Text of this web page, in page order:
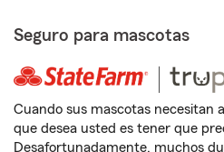
Seguro para mascotas
Cuando sus mascotas necesitan
que desea usted es tener que
Desafortunadamente, muchos